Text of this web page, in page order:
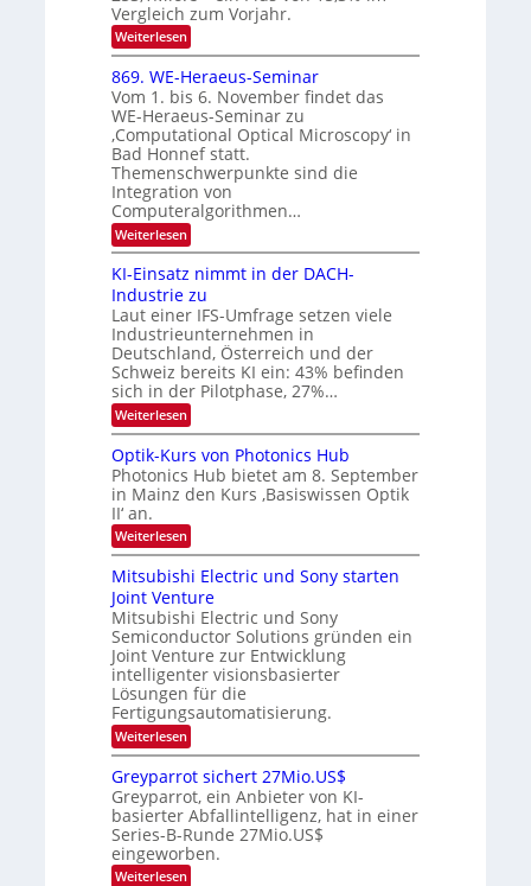
0
2
6
i
k
-
u
n
d
B
i
l
d
v
e
r
a
r
b
e
i
t
u
n
g
s
-
T
r
e
n
d
s
K
I
m
i
t
e
n
k
t
Vergleich zum Vorjahr.
Weiterlesen:
E
x
o
s
e
n
s
m
e
l
d
e
t
s
t
a
r
k
e
s
W
a
c
h
s
t
u
m
m
e
r
s
t
e
n
H
a
l
b
j
a
h
869. WE-Heraeus-Seminar
Vom 1. bis 6. November findet das
WE-Heraeus-Seminar zu
‚Computational Optical Microscopy‘ in
Bad Honnef statt.
Themenschwerpunkte sind die
Integration von
Computeralgorithmen…
Weiterlesen:
8
9
.
W
E
-
H
e
r
a
e
u
s
-
S
m
i
a
r
KI-Einsatz nimmt in der DACH-
Industrie zu
Laut einer IFS-Umfrage setzen viele
Industrieunternehmen in
Deutschland, Österreich und der
Schweiz bereits KI ein: 43% befinden
sich in der Pilotphase, 27%…
Weiterlesen:
K
-
E
i
s
a
z
n
i
m
m
t
i
n
d
e
r
D
A
C
H
-
I
n
d
Optik-Kurs von Photonics Hub
Photonics Hub bietet am 8. September
in Mainz den Kurs ‚Basiswissen Optik
II‘ an.
Weiterlesen:
O
p
t
i
k
-
K
u
r
s
v
o
n
P
h
o
t
o
n
i
Mitsubishi Electric und Sony starten
Joint Venture
Mitsubishi Electric und Sony
Semiconductor Solutions gründen ein
Joint Venture zur Entwicklung
intelligenter visionsbasierter
Lösungen für die
Fertigungsautomatisierung.
Weiterlesen:
M
t
s
u
b
i
s
Greyparrot sichert 27Mio.US$
Greyparrot, ein Anbieter von KI-
basierter Abfallintelligenz, hat in einer
Series-B-Runde 27Mio.US$
eingeworben.
Weiterlesen: